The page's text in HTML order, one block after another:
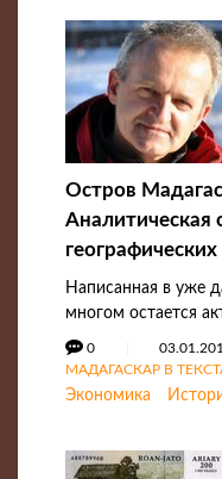
Остров
Аналитическая
Написанная в уже
многом остается
0
МАДАГАСКАР В
Экономика